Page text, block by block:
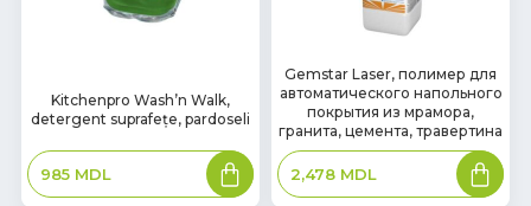
наличии
Kitchenpro Wash’n Walk,
detergent suprafețe, pardoseli
985 MDL
В
корзину
В
наличии
Gemstar Laser, полимер для
автоматического напольного
покрытия из мрамора,
гранита, цемента, травертина
2,478 MDL
В
корзину